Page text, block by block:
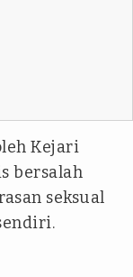
Kejari
bersalah
seksual